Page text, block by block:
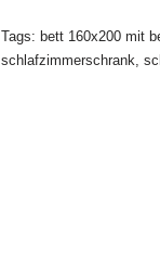
Tags: bett 160x200 mit
schlafzimmerschrank,